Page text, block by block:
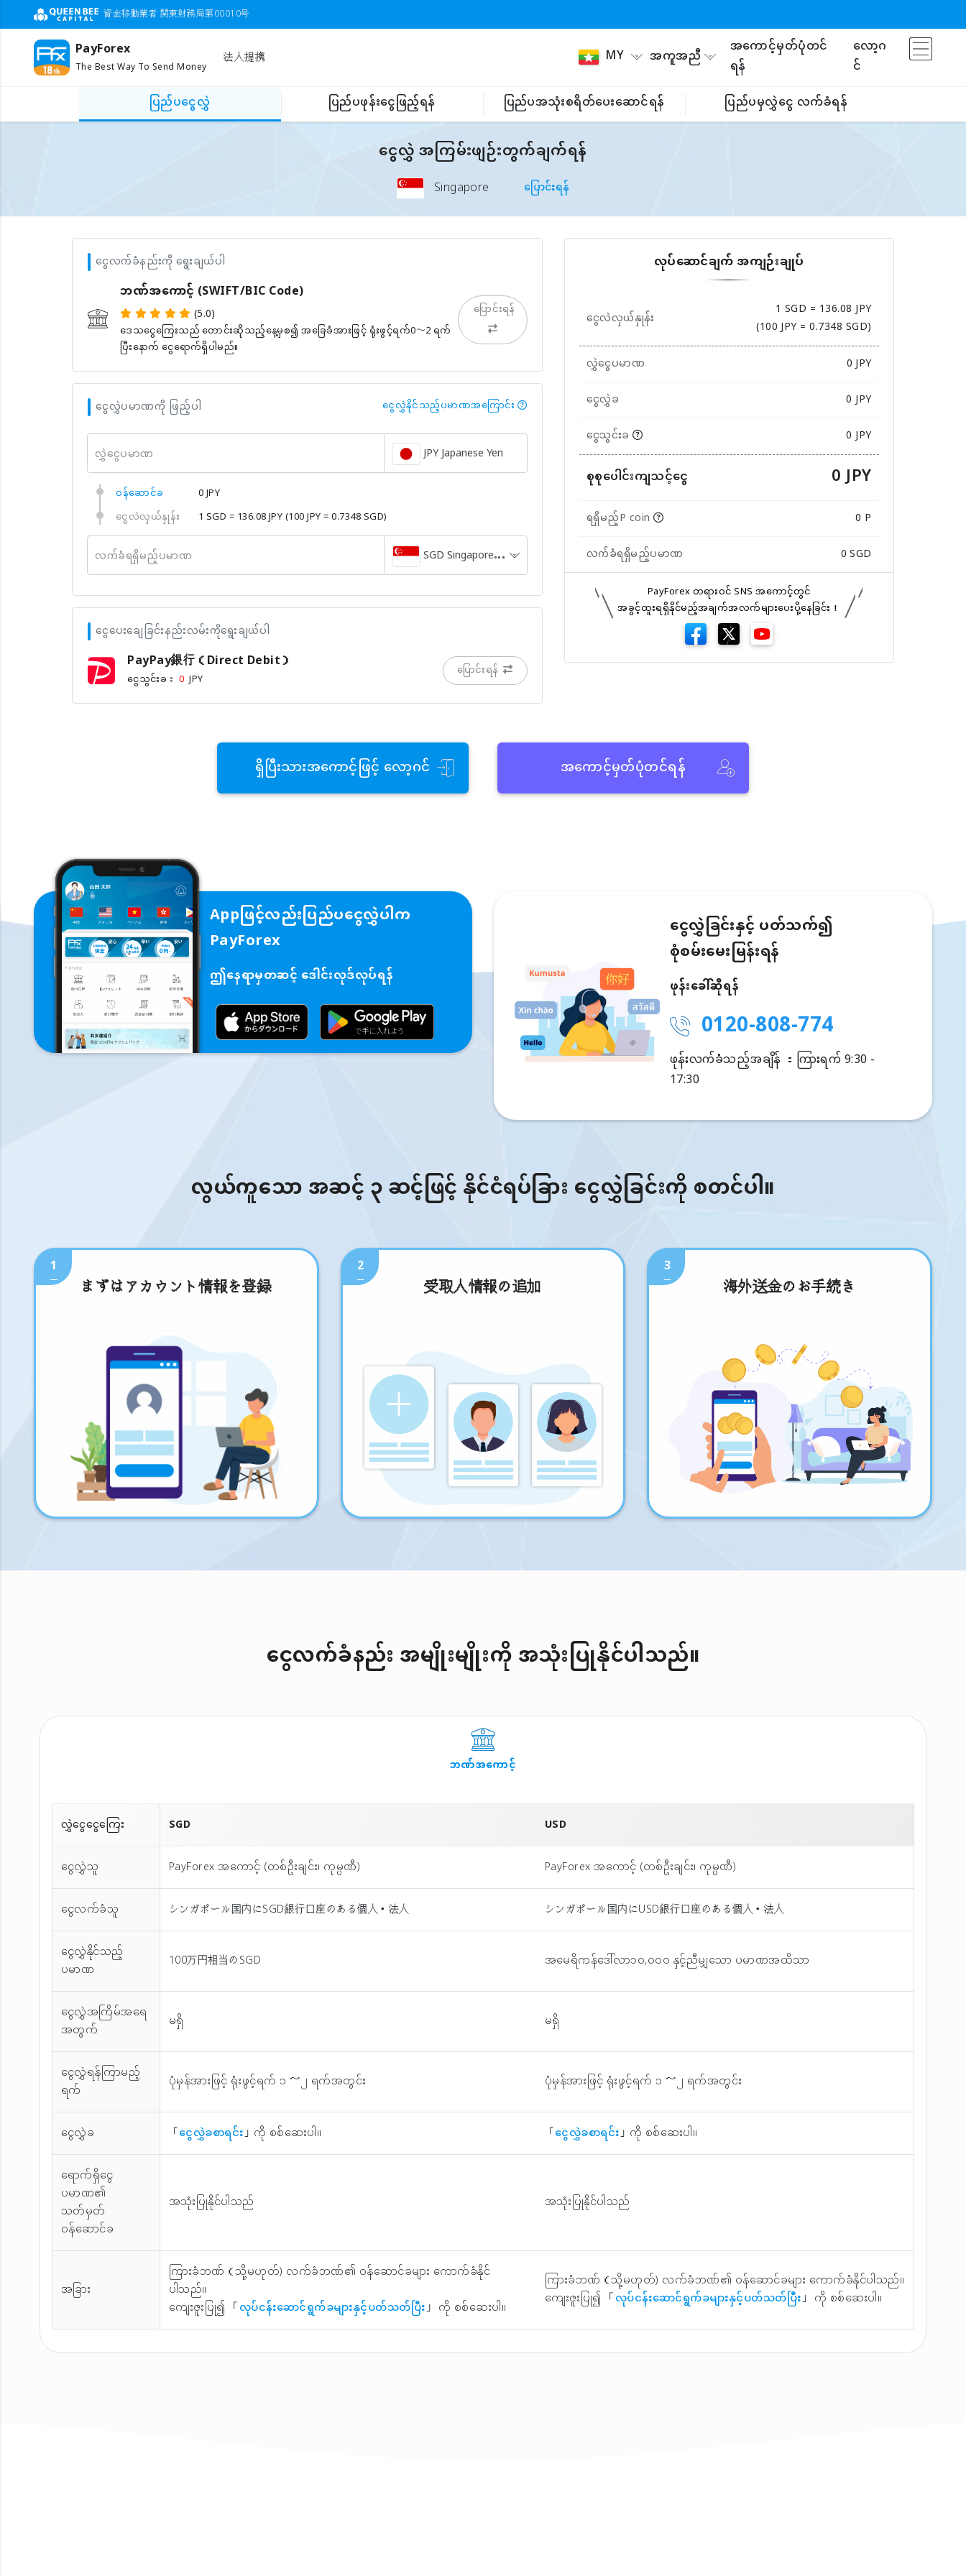
資金移動業者 関東財務局第00010号
PayForex
The Best Way To Send Money 法人提携 MY အကူအညီ
အကောင့်မှတ်ပုံတင်
ရန်
လော့ဂ
င်
ပြည်ပငွေလွှဲ
ပြည်ပဖုန်းငွေဖြည့်ရန် ပြည်ပအသုံးစရိတ်ပေးဆောင်ရန် ပြည်ပမှလွှဲငွေ လက်ခံရန်
ငွေလွှဲ အကြမ်းဖျဉ်းတွက်ချက်ရန်
Singapore ပြောင်းရန်
ငွေလက်ခံနည်းကို ရွေးချယ်ပါ
ဘဏ်အကောင့် (SWIFT/BIC Code)
(5.0)
ဒေသငွေကြေးသည် တောင်းဆိုသည့်နေ့မှစ၍ အခြေခံအားဖြင့် ရုံးဖွင့်ရက်0〜2 ရက်
ပြီးနောက် ငွေရောက်ရှိပါမည်။
ပြောင်းရန်
ငွေလွှဲပမာဏကို ဖြည့်ပါ ငွေလွှဲနိုင်သည့်ပမာဏအကြောင်း
လွှဲငွေပမာဏ JPY Japanese Yen
၀န်ဆောင်ခ
0 JPY
ငွေလဲလှယ်နှုန်း
1 SGD = 136.08 JPY(100 JPY = 0.7348 SGD)
လက်ခံရရှိမည့်ပမာဏ SGD Singapore Dollar
ငွေပေးချေခြင်းနည်းလမ်းကိုရွေးချယ်ပါ
PayPay銀行（Direct Debit）
ငွေသွင်းခ： 0 JPY ပြောင်းရန်
လုပ်ဆောင်ချက် အကျဉ်းချုပ်
ငွေလဲလှယ်နှုန်း
1 SGD = 136.08 JPY
(100 JPY = 0.7348 SGD)
လွှဲငွေပမာဏ
0JPY
ငွေလွှဲခ
0 JPY
ငွေသွင်းခ
0 JPY
စုစုပေါင်းကျသင့်ငွေ 0 JPY
ရရှိမည့်P coin
0 P
လက်ခံရရှိမည့်ပမာဏ
0SGD
PayForex တရားဝင် SNS အကောင့်တွင်
အခွင့်ထူးရရှိနိုင်မည့်အချက်အလက်များပေးပို့နေခြင်း！
ရှိပြီးသားအကောင့်ဖြင့် လော့ဂင် အကောင့်မှတ်ပုံတင်ရန်
Appဖြင့်လည်းပြည်ပငွေလွှဲပါက
PayForex
ဤနေရာမှတဆင့် ဒေါင်းလုဒ်လုပ်ရန်
ငွေလွှဲခြင်းနှင့် ပတ်သက်၍
စုံစမ်းမေးမြန်းရန်
ဖုန်းခေါ်ဆိုရန်
0120-808-774
ဖုန်းလက်ခံသည့်အချိန် ：ကြားရက် 9:30 -
17:30
လွယ်ကူသော အဆင့် ၃ ဆင့်ဖြင့် နိုင်ငံရပ်ခြား ငွေလွှဲခြင်းကို စတင်ပါ။
1
まずはアカウント情報を登録
2
受取人情報の追加
3
海外送金のお手続き
ငွေလက်ခံနည်း အမျိုးမျိုးကို အသုံးပြုနိုင်ပါသည်။
ဘဏ်အကောင့်
လွှဲငွေငွေကြေး SGD
USD
ငွေလွှဲသူ
PayForex အကောင့် (တစ်ဦးချင်း၊ ကုမ္ပဏီ)
PayForex အကောင့် (တစ်ဦးချင်း၊ ကုမ္ပဏီ)
ငွေလက်ခံသူ
シンガポール国内にSGD銀行口座のある個人・法人
シンガポール国内にUSD銀行口座のある個人・法人
ငွေလွှဲနိုင်သည့်
ပမာဏ
100万円相当のSGD အမေရိကန်ဒေါ်လာ၁၀,၀၀၀ နှင့်ညီမျှသော ပမာဏအထိသာ
ငွေလွှဲအကြိမ်အ‌ရေ
အတွက်
မရှိ မရှိ
ငွေလွှဲရန်ကြာမည့်
ရက်
ပုံမှန်အားဖြင့် ရုံးဖွင့်ရက် ၁ ～၂ ရက်အတွင်း ပုံမှန်အားဖြင့် ရုံးဖွင့်ရက် ၁ ～၂ ရက်အတွင်း
ငွေလွှဲခ 「ငွေလွှဲခစာရင်း」ကို စစ်ဆေးပါ။ 「ငွေလွှဲခစာရင်း」ကို စစ်ဆေးပါ။
ရောက်ရှိငွေ
ပမာဏ၏
သတ်မှတ်
ဝန်ဆောင်ခ
အသုံးပြုနိုင်ပါသည် အသုံးပြုနိုင်ပါသည်
အခြား
ကြားခံဘဏ်（သို့မဟုတ်) လက်ခံဘဏ်၏ ဝန်ဆောင်ခများ ကောက်ခံနိုင်
ပါသည်။
ကျေးဇူးပြု၍ 「လုပ်ငန်းဆောင်ရွက်ခများနှင့်ပတ်သတ်ပြီး」 ကို စစ်ဆေးပါ။
ကြားခံဘဏ်（သို့မဟုတ်) လက်ခံဘဏ်၏ ဝန်ဆောင်ခများ ကောက်ခံနိုင်ပါသည်။
ကျေးဇူးပြု၍ 「လုပ်ငန်းဆောင်ရွက်ခများနှင့်ပတ်သတ်ပြီး」 ကို စစ်ဆေးပါ။